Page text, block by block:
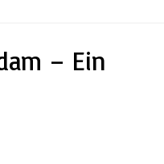
– Ein